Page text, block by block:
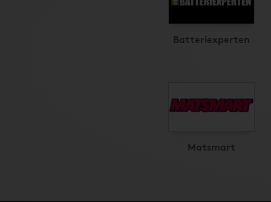
Batteriexperten
Matsmart